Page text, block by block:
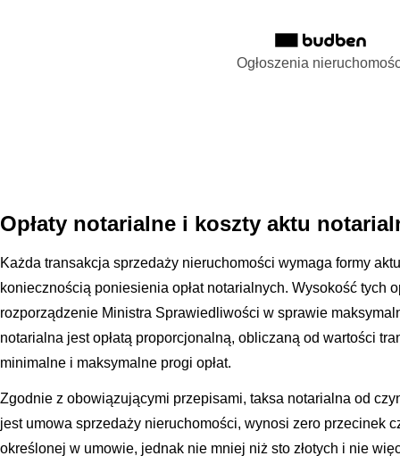
Ogłoszenia
Opłaty notarialne i koszty aktu
Każda transakcja sprzedaży nieruchomości wymaga formy
koniecznością poniesienia opłat notarialnych. Wysokość tych
rozporządzenie Ministra Sprawiedliwości w sprawie
notarialna jest opłatą proporcjonalną, obliczaną od wartości
minimalne i maksymalne progi opłat.
Zgodnie z obowiązującymi przepisami, taksa notarialna od
jest umowa sprzedaży nieruchomości, wynosi zero przecinek
określonej w umowie, jednak nie mniej niż sto złotych i nie